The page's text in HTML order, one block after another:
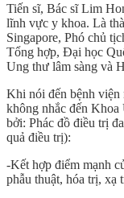
Tiến sĩ, Bác sĩ Lim
lĩnh vực y khoa. Là
Singapore, Phó chủ
Tổng hợp, Đại học
Ung thư lâm sàng và
Khi nói đến bệnh viện
không nhắc đến
bởi: Phác đồ điều trị
quả điều trị):
-Kết hợp điểm mạnh
phẫu thuật, hóa trị,